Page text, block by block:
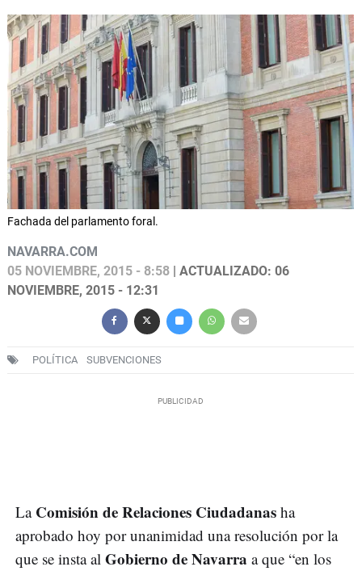
Fachada del parlamento foral.
NAVARRA.COM
05 NOVIEMBRE, 2015 - 8:58 | ACTUALIZADO: 06
NOVIEMBRE, 2015 - 12:31
POLÍTICA SUBVENCIONES
La Comisión de Relaciones Ciudadanas ha
aprobado hoy por unanimidad una resolución por la
que se insta al Gobierno de Navarra a que “en los